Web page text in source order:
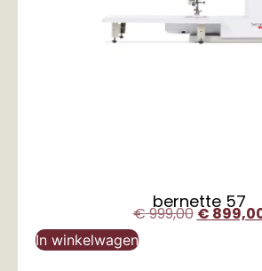
bernette 57
€999,00€
In winkelwagen